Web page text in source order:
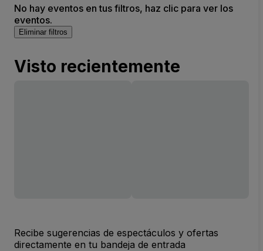
No hay eventos en tus filtros, haz clic para ver los
eventos.
Eliminar filtros
Visto recientemente
Recibe sugerencias de espectáculos y ofertas
directamente en tu bandeja de entrada